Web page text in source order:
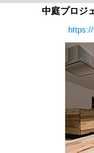
中庭プロジ